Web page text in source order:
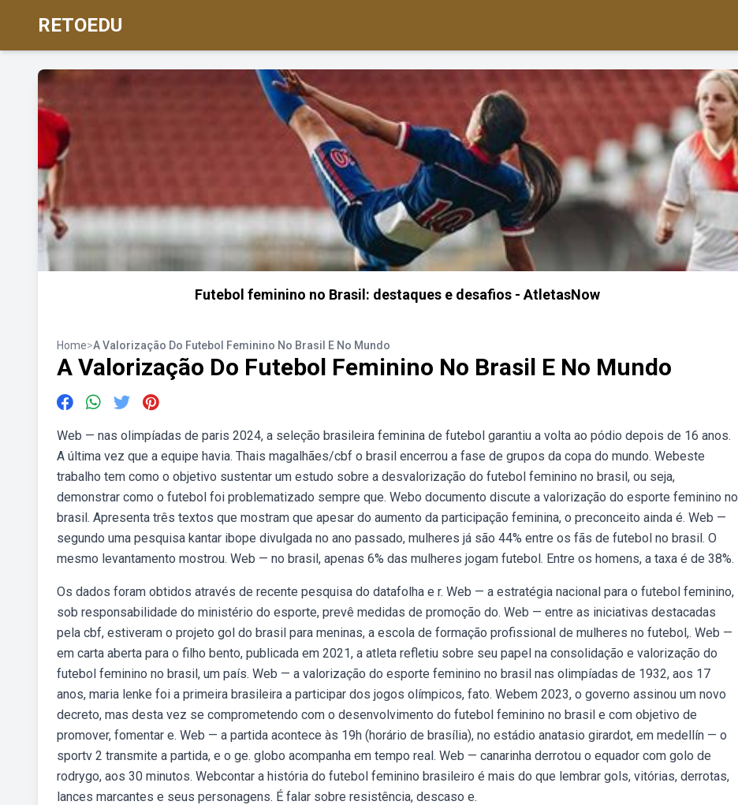
RETOEDU
Futebol feminino no Brasil: destaques e desafios - AtletasNow
Home>A Valorização Do Futebol Feminino No Brasil E No Mundo
A Valorização Do Futebol Feminino No Brasil E No Mundo
Web — nas olimpíadas de paris 2024, a seleção brasileira feminina de futebol garantiu a volta ao pódio depois de 16 anos.
A última vez que a equipe havia. Thais magalhães/cbf o brasil encerrou a fase de grupos da copa do mundo. Webeste
trabalho tem como o objetivo sustentar um estudo sobre a desvalorização do futebol feminino no brasil, ou seja,
demonstrar como o futebol foi problematizado sempre que. Webo documento discute a valorização do esporte feminino no
brasil. Apresenta três textos que mostram que apesar do aumento da participação feminina, o preconceito ainda é. Web —
segundo uma pesquisa kantar ibope divulgada no ano passado, mulheres já são 44% entre os fãs de futebol no brasil. O
mesmo levantamento mostrou. Web — no brasil, apenas 6% das mulheres jogam futebol. Entre os homens, a taxa é de 38%.
Os dados foram obtidos através de recente pesquisa do datafolha e r. Web — a estratégia nacional para o futebol feminino,
sob responsabilidade do ministério do esporte, prevê medidas de promoção do. Web — entre as iniciativas destacadas
pela cbf, estiveram o projeto gol do brasil para meninas, a escola de formação profissional de mulheres no futebol,. Web —
em carta aberta para o filho bento, publicada em 2021, a atleta refletiu sobre seu papel na consolidação e valorização do
futebol feminino no brasil, um país. Web — a valorização do esporte feminino no brasil nas olimpíadas de 1932, aos 17
anos, maria lenke foi a primeira brasileira a participar dos jogos olímpicos, fato. Webem 2023, o governo assinou um novo
decreto, mas desta vez se comprometendo com o desenvolvimento do futebol feminino no brasil e com objetivo de
promover, fomentar e. Web — a partida acontece às 19h (horário de brasília), no estádio anatasio girardot, em medellín — o
sportv 2 transmite a partida, e o ge. globo acompanha em tempo real. Web — canarinha derrotou o equador com golo de
rodrygo, aos 30 minutos. Webcontar a história do futebol feminino brasileiro é mais do que lembrar gols, vitórias, derrotas,
lances marcantes e seus personagens. É falar sobre resistência, descaso e.